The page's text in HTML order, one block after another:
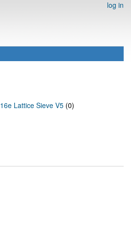
log in
16e Lattice Sieve V5 (0)